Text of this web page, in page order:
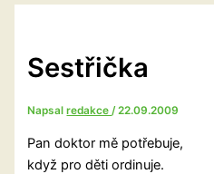
Sestřička
Napsalredakce/22.09.2009
Pan doktor mě potřebuje,
když pro děti ordinuje.